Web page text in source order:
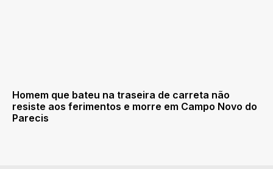
Homem que bateu na traseira de carreta não
resiste aos ferimentos e morre em Campo Novo do
Parecis